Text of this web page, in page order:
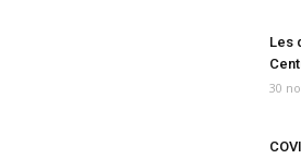
Les
30